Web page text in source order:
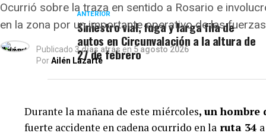
ANTERIOR
Siniestro vial, fuga y larga fila de
autos en Circunvalación a la altura de
27 de febrero
Ocurrió sobre la traza en sentido a Rosario e
en la zona por un importante operativo de las
Publicado 3 días atrás en 5 agosto 2026
PorAilén Lazarte
Durante la mañana de este miércoles, un hombre
fuerte accidente en cadena ocurrido en la ruta 34